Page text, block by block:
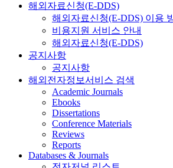
해외자료신청(E-DDS)
해외자료신청(E-DDS) 이용
비용지원 서비스 안내
해외자료신청(E-DDS)
공지사항
공지사항
해외전자정보서비스 검색
Academic Journals
Ebooks
Dissertations
Conference Materials
Reviews
Reports
Databases & Journals